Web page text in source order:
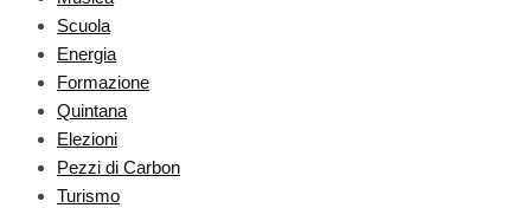
Scuola
Energia
Formazione
Quintana
Elezioni
Pezzi di Carbon
Turismo